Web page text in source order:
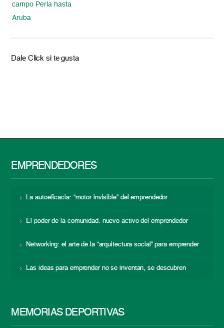
campo Perla hasta
Aruba
Dale Click si te gusta
EMPRENDEDORES
La autoeficacia: “motor invisible” del emprendedor
El poder de la comunidad: nuevo activo del emprendedor
Networking: el arte de la “arquitectura social” para emprender
Las ideas para emprender no se inventan, se descubren
MEMORIAS DEPORTIVAS